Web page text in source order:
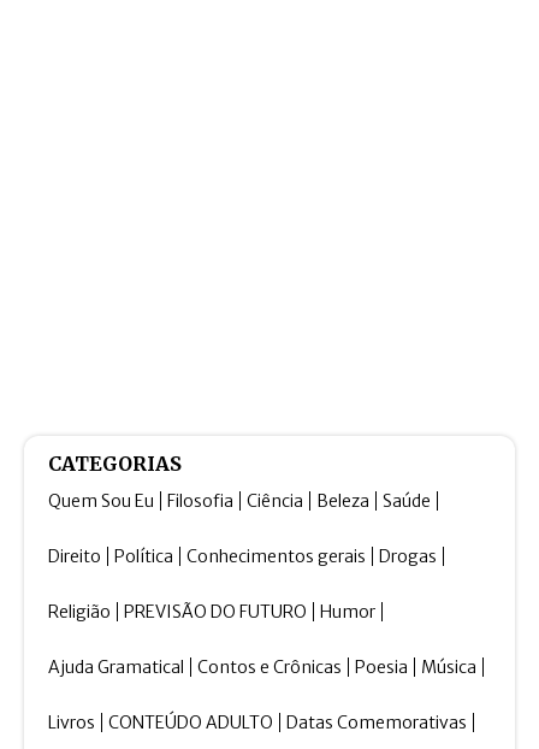
CATEGORIAS
Quem Sou Eu Filosofia Ciência Beleza Saúde
Direito Política Conhecimentos gerais Drogas
Religião PREVISÃO DO FUTURO Humor
Ajuda Gramatical Contos e Crônicas Poesia Música
Livros CONTEÚDO ADULTO Datas Comemorativas